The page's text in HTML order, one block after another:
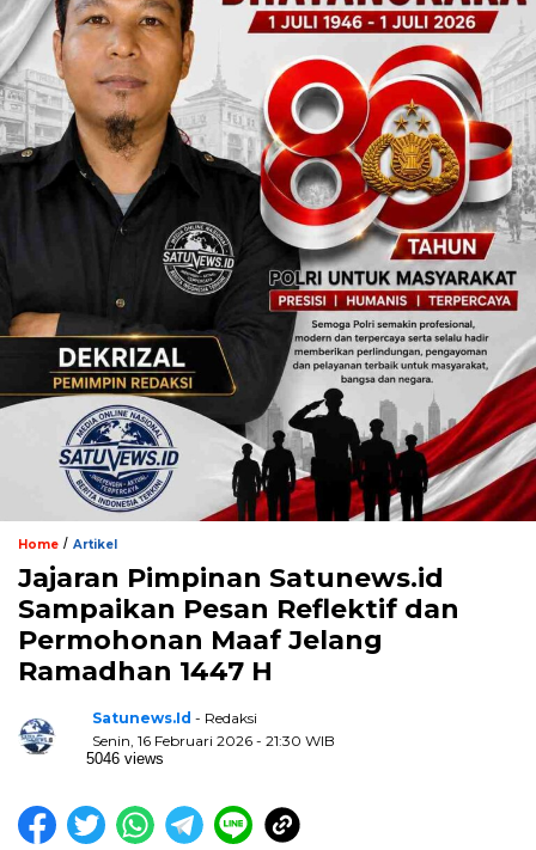
Home / Artikel
Jajaran Pimpinan Satunews.id
Sampaikan Pesan Reflektif dan
Permohonan Maaf Jelang
Ramadhan 1447 H
Satunews.id - Redaksi
Senin, 16 Februari 2026 - 21:30 WIB
5046 views